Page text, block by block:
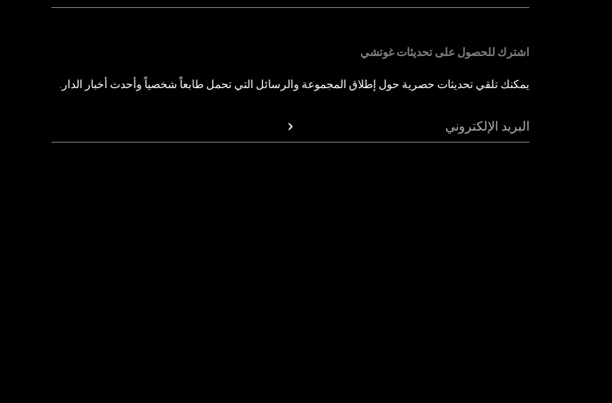
اشترك للحصول على تحديثات غوتشي
يمكنك تلقي تحديثات حصرية حول إطلاق المجموعة والرسائل التي تحمل طابعاً شخصياً وأحدث أخبار الدار.
البريد الإلكتروني